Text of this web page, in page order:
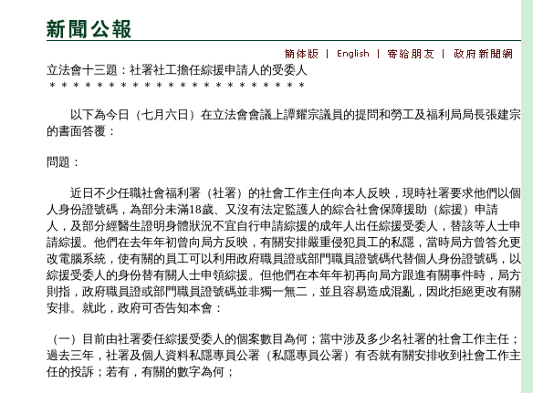
立法會十三題：社署社工擔任綜援申請人的受委人
＊＊＊＊＊＊＊＊＊＊＊＊＊＊＊＊＊＊＊＊＊＊
以下為今日（七月六日）在立法會會議上譚耀宗議員的提問和勞工及福利局局長張建宗
的書面答覆：
問題：
近日不少任職社會福利署（社署）的社會工作主任向本人反映，現時社署要求他們以個
人身份證號碼，為部分未滿18歲、又沒有法定監護人的綜合社會保障援助（綜援）申請
人，及部分經醫生證明身體狀況不宜自行申請綜援的成年人出任綜援受委人，替該等人士申
請綜援。他們在去年年初曾向局方反映，有關安排嚴重侵犯員工的私隱，當時局方曾答允更
改電腦系統，使有關的員工可以利用政府職員證或部門職員證號碼代替個人身份證號碼，以
綜援受委人的身份替有關人士申領綜援。但他們在本年年初再向局方跟進有關事件時，局方
則指，政府職員證或部門職員證號碼並非獨一無二，並且容易造成混亂，因此拒絕更改有關
安排。就此，政府可否告知本會：
（一）目前由社署委任綜援受委人的個案數目為何；當中涉及多少名社署的社會工作主任；
過去三年，社署及個人資料私隱專員公署（私隱專員公署）有否就有關安排收到社會工作主
任的投訴；若有，有關的數字為何；